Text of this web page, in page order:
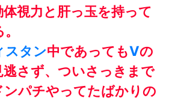
視力と肝っ玉を持って
スタン中であってもVの
さず、ついさっきまで
ンパチやってたばかりの